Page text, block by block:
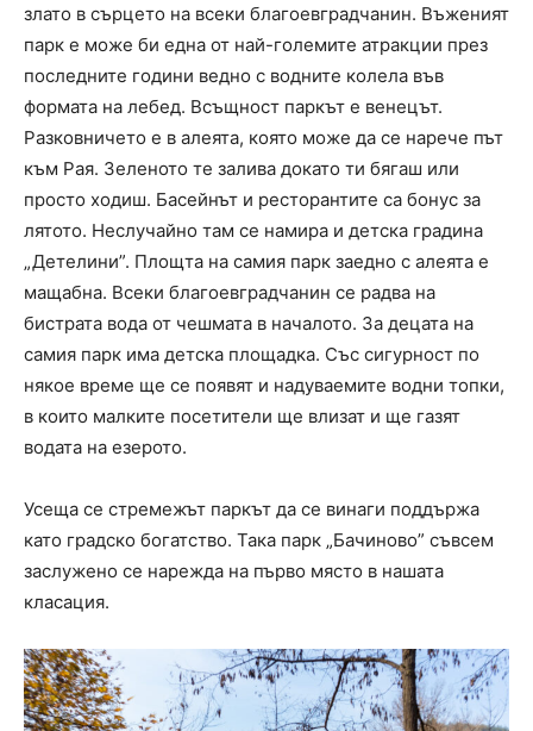
злато в сърцето на всеки благоевградчанин. Въженият
парк е може би една от най-големите атракции през
последните години ведно с водните колела във
формата на лебед. Всъщност паркът е венецът.
Разковничето е в алеята, която може да се нарече път
към Рая. Зеленото те залива докато ти бягаш или
просто ходиш. Басейнът и ресторантите са бонус за
лятото. Неслучайно там се намира и детска градина
„Детелини”. Площта на самия парк заедно с алеята е
мащабна. Всеки благоевградчанин се радва на
бистрата вода от чешмата в началото. За децата на
самия парк има детска площадка. Със сигурност по
някое време ще се появят и надуваемите водни топки,
в които малките посетители ще влизат и ще газят
водата на езерото.
Усеща се стремежът паркът да се винаги поддържа
като градско богатство. Така парк „Бачиново” съвсем
заслужено се нарежда на първо място в нашата
класация.